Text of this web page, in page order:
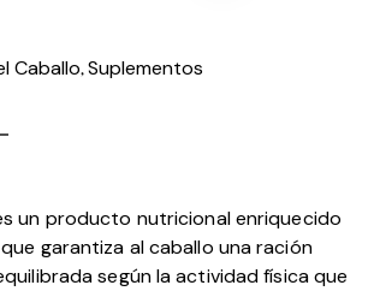
Caballo,Suplementos
es un producto nutricional enriquecido
que garantiza al caballo una ración
según la actividad física que